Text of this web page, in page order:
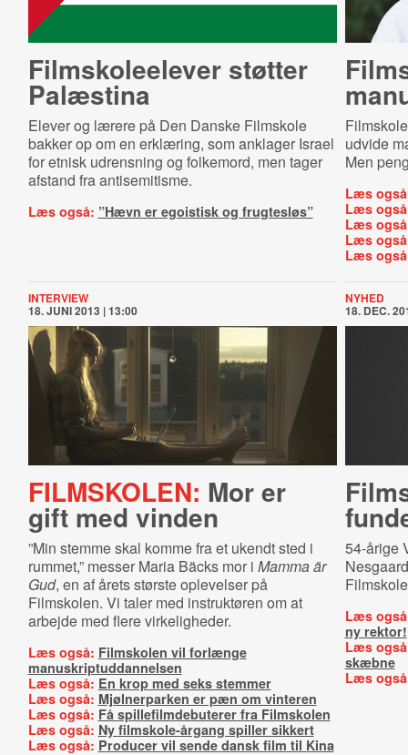
Film­sko­le­e­le­ver støtter
Palæstina
Elever og lærere på Den Danske Filmskole
bakker op om en erklæring, som anklager Israel
for etnisk udrensning og folkemord, men tager
afstand fra antisemitisme.
Læs også: ”Hævn er egoistisk og frugtesløs”
udvide
Men
Læs
Læs
Læs
Læs
Læs
INTERVIEW
18. JUNI 2013 | 13:00
FILMSKOLEN: Mor er
gift med vinden
”Min stemme skal komme fra et ukendt sted i
rummet,” messer Maria Bäcks mor i Mamma är
Gud, en af årets største oplevelser på
Filmskolen. Vi taler med instruktøren om at
arbejde med flere virkeligheder.
Læs også: Filmskolen vil forlænge
manuskriptuddannelsen
Læs også: En krop med seks stemmer
Læs også: Mjølnerparken er pæn om vinteren
Læs også: Få spillefilmdebuterer fra Filmskolen
Læs også: Ny filmskole-årgang spiller sikkert
Læs også: Producer vil sende dansk film til Kina
NYHED
18. DEC.
54-årige
Læs
ny rektor!
Læs
skæbne
Læs